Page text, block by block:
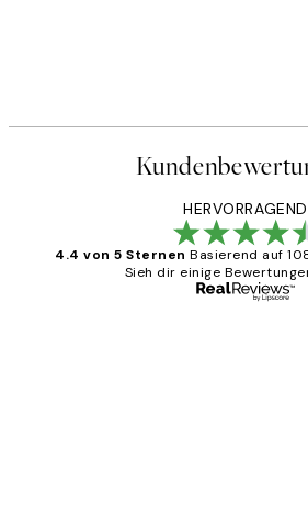
HERVORRAGEND
4.4 von 5 Sternen Basierend auf
Sieh dir einige